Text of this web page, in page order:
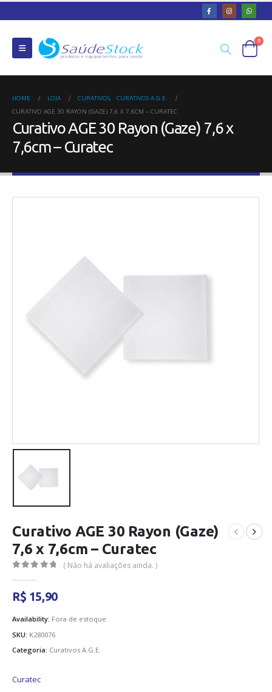
0
HOME LOJA CURATIVOS,
CURATIVOS A.G.E.
CURATIVO AGE 30 RAYON (GAZE) 7,6 X 7,6CM – CURATEC
Curativo AGE 30 Rayon (Gaze) 7,6 x
7,6cm – Curatec
Curativo AGE 30 Rayon (Gaze)
7,6 x 7,6cm – Curatec
( Não há avaliações ainda. )
R$ 15,90
Availability: Fora de estoque
SKU: K280076
Categoria: Curativos A.G.E.
Curatec